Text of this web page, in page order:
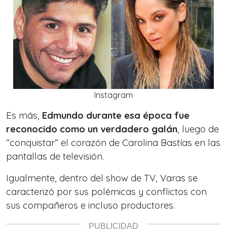
Instagram
Es más, Edmundo durante esa época fue
reconocido como un verdadero galán, luego de
“conquistar” el corazón de Carolina Bastías en las
pantallas de televisión.
Igualmente, dentro del show de TV, Varas se
caracterizó por sus polémicas y conflictos con
sus compañeros e incluso productores.